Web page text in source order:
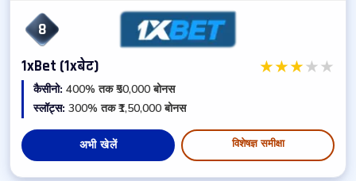
8
1xBet (1xबेट) ★★★★ ★
कैसीनो: 400% तक ₹50,000 बोनस
स्लॉट्स: 300% तक ₹1,50,000 बोनस
अभी खेलें विशेषज्ञ समीक्षा